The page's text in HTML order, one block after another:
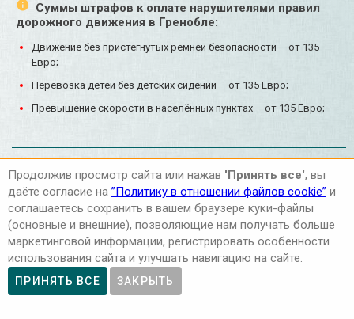
Суммы штрафов к оплате нарушителями правил
дорожного движения в Гренобле:
Движение без пристёгнутых ремней безопасности – от 135
Евро;
Перевозка детей без детских сидений – от 135 Евро;
Превышение скорости в населённых пунктах – от 135 Евро;
Преимущества аренды автомобиля
Mercedes-Benz в Гренобле
Вам не нужно будет тратить время на долгий поиск прокатных
компаний и искать в окрестностях Гренобля пункт проката
автомобилей. Вы можете подобрать автомобиль для проката в
Гренобле. Также мы можем организовать доставку
автомобиля в Гренобле по указанному адресу в оговоренное
время.
Продолжив просмотр сайта или нажав 'Принять все', вы
даёте согласие на ”Политику в отношении файлов cookie” и
соглашаетесь сохранить в вашем браузере куки-файлы
(основные и внешние), позволяющие нам получать больше
маркетинговой информации, регистрировать особенности
использования сайта и улучшать навигацию на сайте.
ПРИНЯТЬ ВСЕ ЗАКРЫТЬ